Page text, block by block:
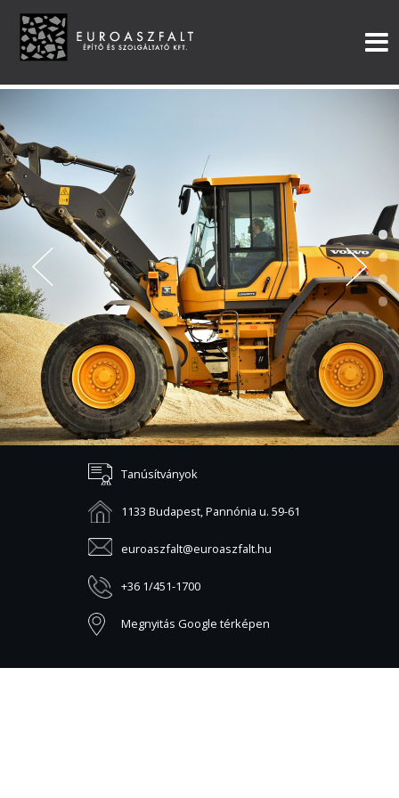
•
•
•
•
Tanúsítványok
1133 Budapest, Pannónia u. 59-61
euroaszfalt@euroaszfalt.hu
+36 1/451-1700
Megnyitás Google térképen